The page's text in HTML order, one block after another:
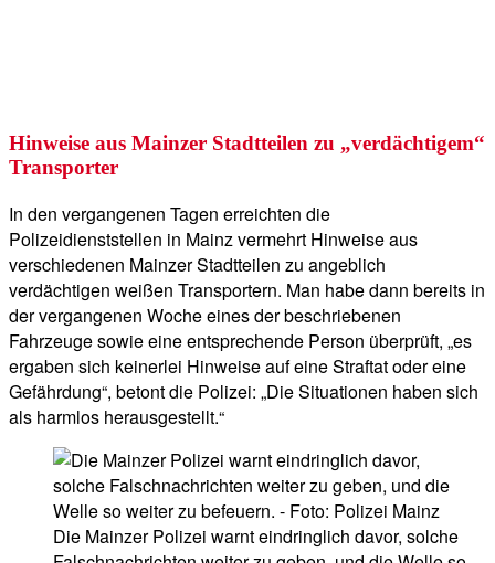
Hinweise aus Mainzer Stadtteilen zu „verdächtigem“
Transporter
In den vergangenen Tagen erreichten die
Polizeidienststellen in Mainz vermehrt Hinweise aus
verschiedenen Mainzer Stadtteilen zu angeblich
verdächtigen weißen Transportern. Man habe dann bereits in
der vergangenen Woche eines der beschriebenen
Fahrzeuge sowie eine entsprechende Person überprüft, „es
ergaben sich keinerlei Hinweise auf eine Straftat oder eine
Gefährdung“, betont die Polizei: „Die Situationen haben sich
als harmlos herausgestellt.“
Die Mainzer Polizei warnt eindringlich davor, solche